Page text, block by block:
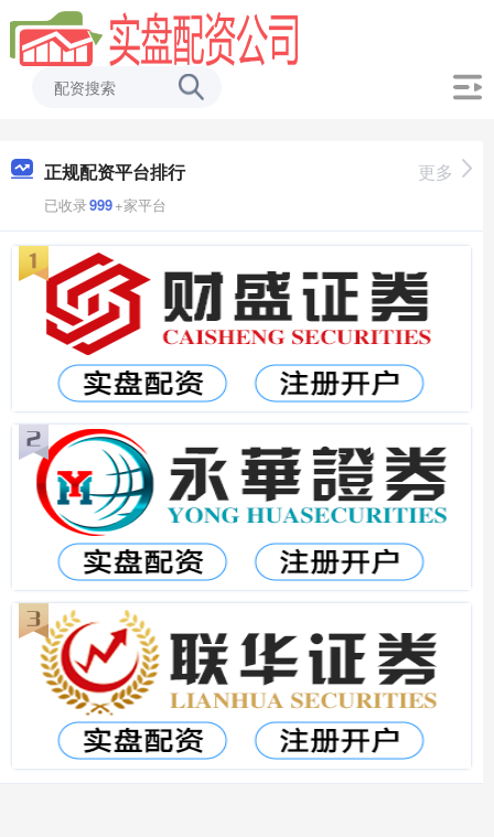
正规配资平台排行
已收录999+家平台
更多